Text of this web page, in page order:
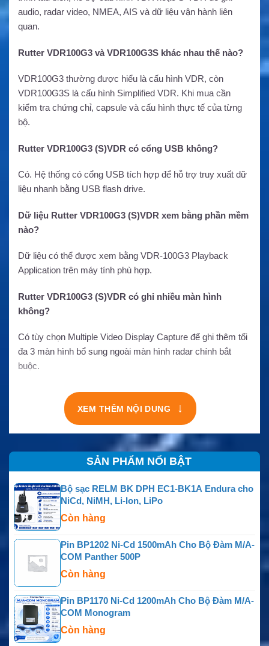
audio, radar video, NMEA, AIS và dữ liệu vận hành liên
quan.
Rutter VDR100G3 và VDR100G3S khác nhau thế nào?
VDR100G3 thường được hiểu là cấu hình VDR, còn
VDR100G3S là cấu hình Simplified VDR. Khi mua cần
kiểm tra chứng chỉ, capsule và cấu hình thực tế của từng
bộ.
Rutter VDR100G3 (S)VDR có cổng USB không?
Có. Hệ thống có cổng USB tích hợp để hỗ trợ truy xuất dữ
liệu nhanh bằng USB flash drive.
Dữ liệu Rutter VDR100G3 (S)VDR xem bằng phần mềm
nào?
Dữ liệu có thể được xem bằng VDR-100G3 Playback
Application trên máy tính phù hợp.
Rutter VDR100G3 (S)VDR có ghi nhiều màn hình
không?
Có tùy chọn Multiple Video Display Capture để ghi thêm tối
đa 3 màn hình bổ sung ngoài màn hình radar chính bắt
buộc.
XEM THÊM NỘI DUNG ↓
SẢN PHẨM NỔI BẬT
Bộ sạc RELM BK DPH EC1-BK1A Endura cho
NiCd, NiMH, Li-Ion, LiPo
Còn hàng
Pin BP1202 Ni-Cd 1500mAh Cho Bộ Đàm M/A-
COM Panther 500P
Còn hàng
Pin BP1170 Ni-Cd 1200mAh Cho Bộ Đàm M/A-
COM Monogram
Còn hàng